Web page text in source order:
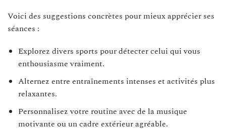
Voici des suggestions concrètes pour mieux apprécier ses
séances :
Explorez divers sports pour détecter celui qui vous
enthousiasme vraiment.
Alternez entre entraînements intenses et activités plus
relaxantes.
Personnalisez votre routine avec de la musique
motivante ou un cadre extérieur agréable.